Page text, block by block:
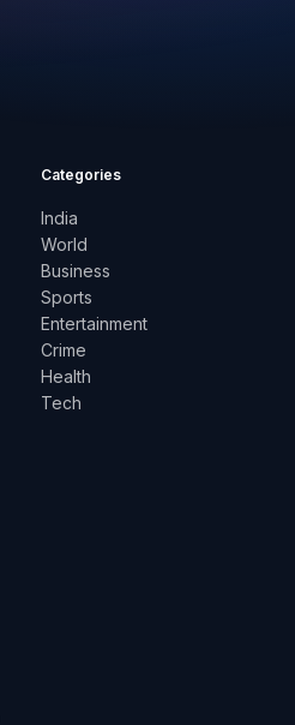
Categories
India
World
Business
Sports
Entertainment
Crime
Health
Tech